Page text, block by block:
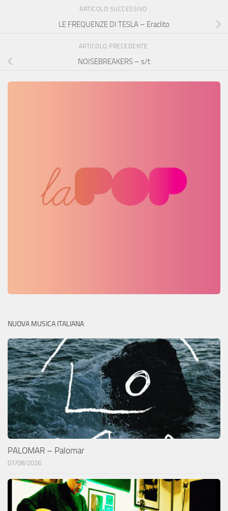
ARTICOLO SUCCESSIVO
LE FREQUENZE DI TESLA – Eraclito
ARTICOLO PRECEDENTE
NOISEBREAKERS – s/t
NUOVA MUSICA ITALIANA
PALOMAR – Palomar
07/08/2026